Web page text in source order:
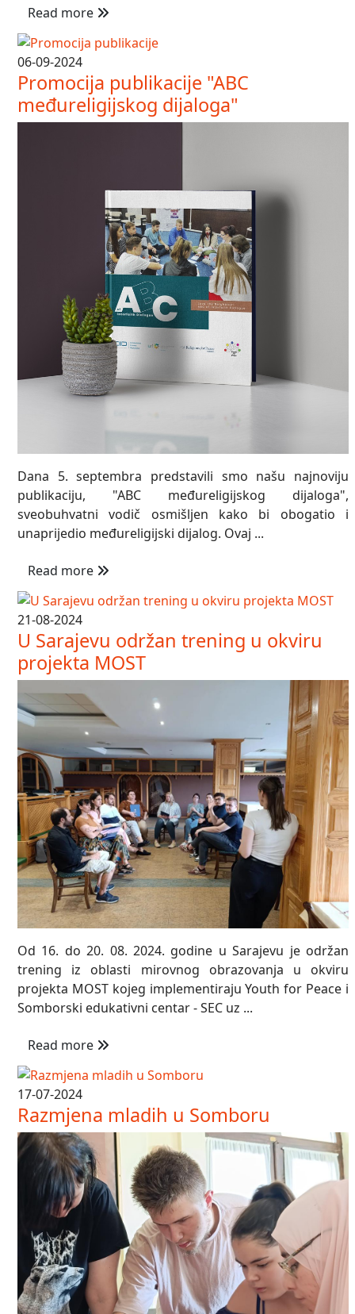
Read more
06-09-2024
Promocija publikacije "ABC
međureligijskog dijaloga"
Dana 5. septembra predstavili smo našu najnoviju
publikaciju, "ABC međureligijskog dijaloga",
sveobuhvatni vodič osmišljen kako bi obogatio i
unaprijedio međureligijski dijalog. Ovaj ...
Read more
21-08-2024
U Sarajevu održan trening u okviru
projekta MOST
Od 16. do 20. 08. 2024. godine u Sarajevu je održan
trening iz oblasti mirovnog obrazovanja u okviru
projekta MOST kojeg implementiraju Youth for Peace i
Somborski edukativni centar - SEC uz ...
Read more
17-07-2024
Razmjena mladih u Somboru